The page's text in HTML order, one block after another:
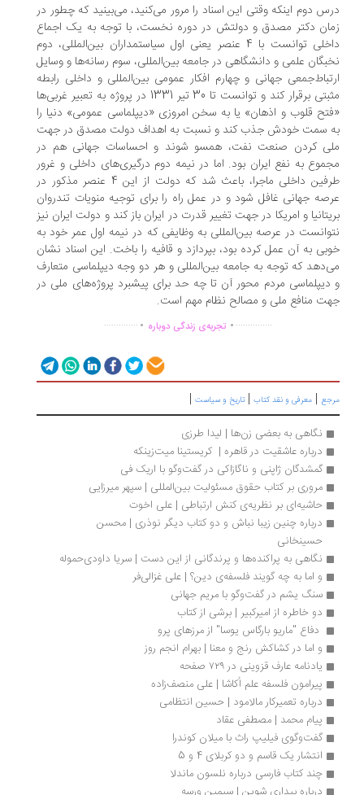
دوم اینکه وقتی این اسناد را مرور می‌کنید، می‌بینید که چطور در
دکتر مصدق و دولتش در دوره نخست، با توجه به یک اجماع
داخلی توانست با 4 عنصر یعنی اول سیاستمداران بین‌المللی، دوم
علمی و دانشگاهی در جامعه بین‌المللی، سوم رسانه‌ها و وسایل
جهانی و چهارم افکار عمومی بین‌المللی و داخلی رابطه
مثبتی برقرار کند و توانست تا 30 تیر 1331 در پروژه به تعبیر غربی‌ها
قلوب و اذهان» یا به سخن امروزی «دیپلماسی عمومی» دنیا را
سمت خودش جذب کند و نسبت به اهداف دولت مصدق در جهت
کردن صنعت نفت، همسو شوند و احساسات جهانی هم در
به نفع ایران بود. اما در نیمه دوم درگیری‌های داخلی و غرور
طرفین داخلی ماجرا، باعث شد که دولت از این 4 عنصر مذکور در
جهانی غافل شود و در عمل راه را برای توجیه منویات تندروان
و امریکا در جهت تغییر قدرت در ایران باز کند و دولت ایران نیز
در عرصه بین‌المللی به وظایفی که در نیمه اول عمر خود به
به آن عمل کرده بود، بپردازد و قافیه را باخت. این اسناد نشان
که توجه به جامعه بین‌المللی و هر دو وجه دیپلماسی متعارف
مردم محور آن تا چه حد برای پیشبرد پروژه‌های ملی در
منافع ملی و مصالح نظام مهم است.
...............
. تجربه‌ی زندگی دوباره.
..............
معرفی و نقد کتاب|تاریخ و سیاست |
نگاهی به بعضی زن‌ها | لیدا طرزی
درباره عاشقیت در قاهره |  کریستینا میت‌زینکه
گمشدگان ژاپنی و ناگازاکی در گفت‌وگو با اریک فی
مروری بر کتاب حقوق مسئولیت بین‌المللی | سپهر میرزایی
حاشیه‌ای بر نظریه‌ی کنش ارتباطی | علی اخوت
درباره چنین زیبا نباش و دو کتاب دیگر نوذری | محسن
حسینخانی
نگاهی به پراکنده‌ها و پرندگانی از این دست | سریا داودی‌حموله
و اما به چه گویند فلسفه‌ی دین؟ | علی غزالی‌فر
سنگ یشم در گفت‌وگو با مریم جهانی
دو خاطره از امیرکبیر | برشی از کتاب
دفاع "ماریو بارگاس یوسا" از مرزهای پرو
و اما در کشاکش رنج و معنا | بهرام انجم روز
یادنامه عارف قزوینی در ۷۲۹ صفحه
پیرامون فلسفه علم اُکاشا | علی منصف‌زاده
درباره تعمیرکار مالامود | حسین انتظامی
پیام محمد | مصطفی عقاد
گفت‌وگوی فیلیپ راث با میلان کوندرا
انتشار یک قاسم و دو کربلای 4 و 5
چند کتاب‌ فارسی درباره نلسون ماندلا